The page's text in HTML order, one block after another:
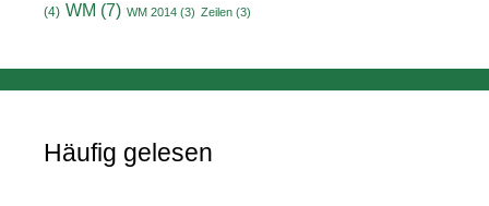
(4) WM (7) WM 2014 (3) Zeilen (3)
Häufig gelesen